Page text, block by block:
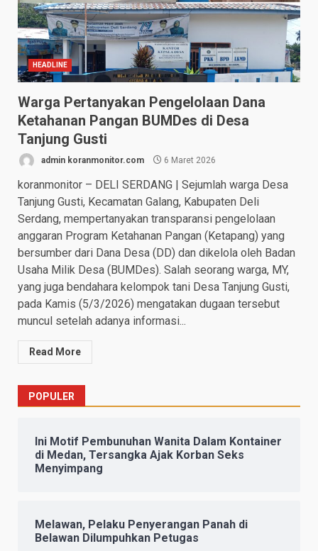
HEADLINE
Warga Pertanyakan Pengelolaan Dana
Ketahanan Pangan BUMDes di Desa
Tanjung Gusti
admin koranmonitor.com 6 Maret 2026
koranmonitor – DELI SERDANG | Sejumlah warga Desa
Tanjung Gusti, Kecamatan Galang, Kabupaten Deli
Serdang, mempertanyakan transparansi pengelolaan
anggaran Program Ketahanan Pangan (Ketapang) yang
bersumber dari Dana Desa (DD) dan dikelola oleh Badan
Usaha Milik Desa (BUMDes). Salah seorang warga, MY,
yang juga bendahara kelompok tani Desa Tanjung Gusti,
pada Kamis (5/3/2026) mengatakan dugaan tersebut
muncul setelah adanya informasi...
Read More
POPULER
Ini Motif Pembunuhan Wanita Dalam Kontainer
di Medan, Tersangka Ajak Korban Seks
Menyimpang
Melawan, Pelaku Penyerangan Panah di
Belawan Dilumpuhkan Petugas